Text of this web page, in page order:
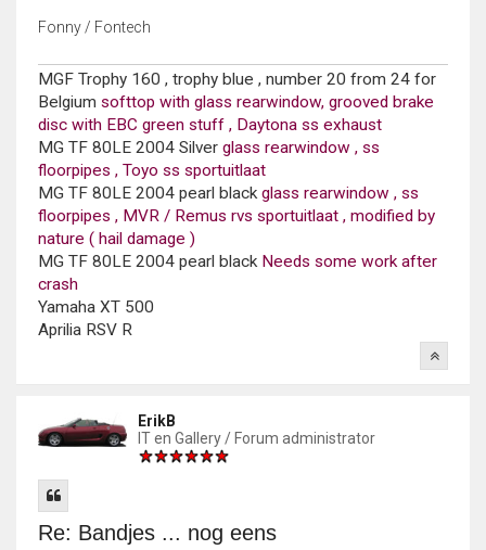
Fonny / Fontech
MGF Trophy 160 , trophy blue , number 20 from 24 for
Belgium softtop with glass rearwindow, grooved brake
disc with EBC green stuff , Daytona ss exhaust
MG TF 80LE 2004 Silver glass rearwindow , ss
floorpipes , Toyo ss sportuitlaat
MG TF 80LE 2004 pearl blackglass rearwindow , ss
floorpipes , MVR / Remus rvs sportuitlaat , modified by
nature ( hail damage )
MG TF 80LE 2004 pearl black Needs some work after
crash
Yamaha XT 500
Aprilia RSV R
ErikB
IT en Gallery / Forum administrator
Re: Bandjes ... nog eens